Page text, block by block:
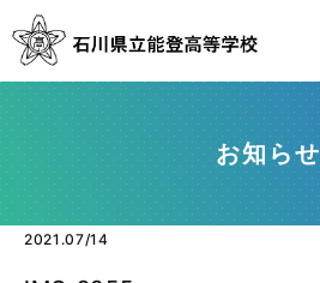
お知らせ
2021.07/14